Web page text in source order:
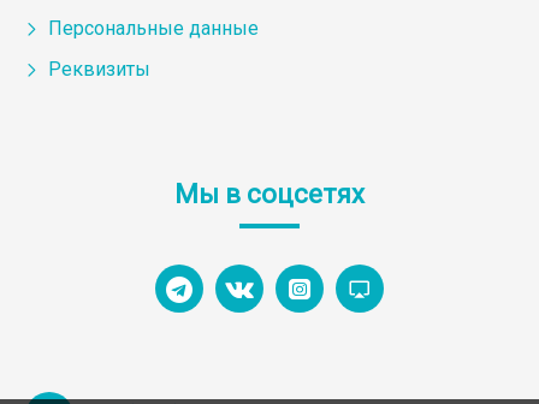
Персональные данные
Реквизиты
Мы в соцсетях